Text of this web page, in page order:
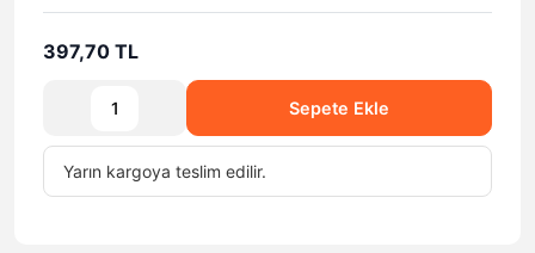
397,70 TL
Sepete Ekle
Yarın kargoya teslim edilir.